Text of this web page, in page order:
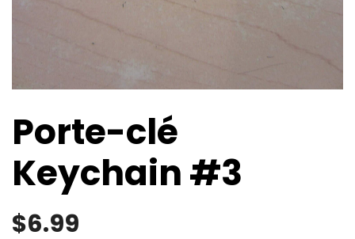
Porte-clé
Keychain #3
$6.99